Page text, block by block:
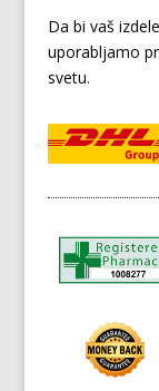
Da bi vaš
uporabljamo
svetu.